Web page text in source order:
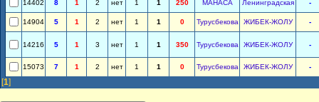
14402 8 1 2 нет 1 1 250 МАНАСА Ленинградская -
14904 5 1 2 нет 1 1 0 Турусбекова ЖИБЕК-ЖОЛУ -
14216 5 1 3 нет 1 1 350 Турусбекова ЖИБЕК-ЖОЛУ -
15073 7 1 2 нет 1 1 0 Турусбекова ЖИБЕК-ЖОЛУ -
[1]